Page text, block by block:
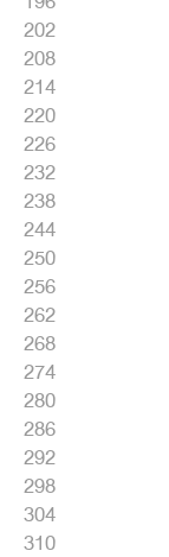
202
208
214
220
226
232
238
244
250
256
262
268
274
280
286
292
298
304
310